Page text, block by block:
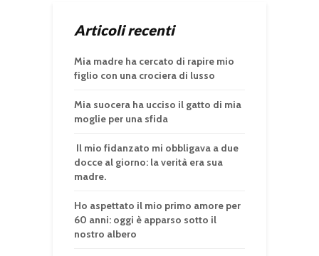
Articoli recenti
Mia madre ha cercato di rapire mio
figlio con una crociera di lusso
Mia suocera ha ucciso il gatto di mia
moglie per una sfida
Il mio fidanzato mi obbligava a due
docce al giorno: la verità era sua
madre.
Ho aspettato il mio primo amore per
60 anni: oggi è apparso sotto il
nostro albero